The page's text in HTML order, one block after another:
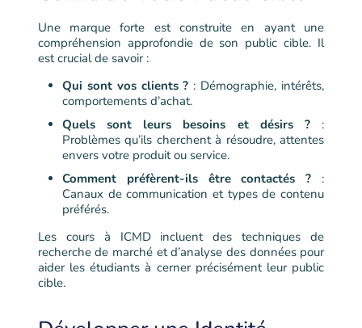
Une marque forte est construite en ayant une
compréhension approfondie de son public cible. Il
est crucial de savoir :
Qui sont vos clients ? : Démographie, intérêts,
comportements d’achat.
Quels sont leurs besoins et désirs ?:
Problèmes qu’ils cherchent à résoudre, attentes
envers votre produit ou service.
Comment préfèrent-ils être contactés ? :
Canaux de communication et types de contenu
préférés.
Les cours à ICMD incluent des techniques de
recherche de marché et d’analyse des données pour
aider les étudiants à cerner précisément leur public
cible.